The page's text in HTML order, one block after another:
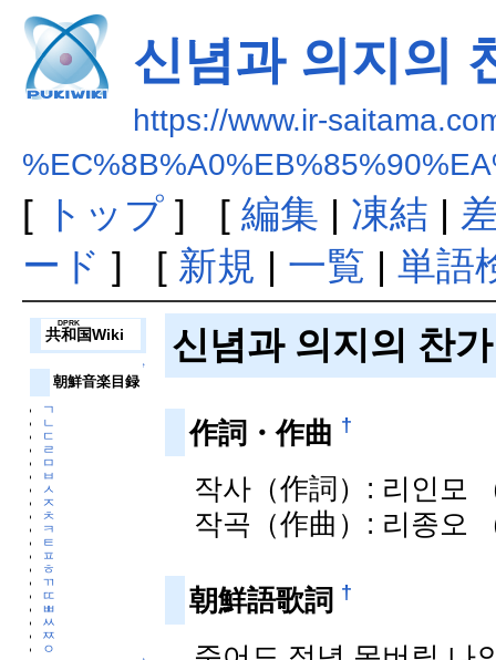
신념과 의지의
https://www.ir-
[ トップ] [ 編集 | 凍結 |
ード ] [ 新規 | 一覧 | 単語
共和国
DPRK
Wiki
↑
朝鮮音楽目録
ㄱ
ㄴ
ㄷ
ㄹ
ㅁ
ㅂ
ㅅ
ㅈ
ㅊ
ㅋ
ㅌ
ㅍ
ㅎ
ㄲ
ㄸ
ㅃ
ㅆ
ㅉ
ㅇ
신념과 의지의 찬
作詞・作曲 †
작사（作詞）: 리인모
작곡（作曲）: 리종오
朝鮮語歌詞 †